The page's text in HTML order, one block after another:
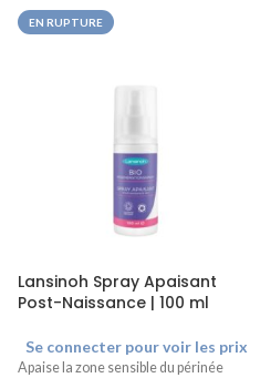
EN RUPTURE
Lansinoh Spray Apaisant
Post-Naissance | 100 ml
Se connecter pour voir les prix
Apaise la zone sensible du périnée